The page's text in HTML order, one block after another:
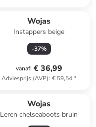
Wojas
Instappers beige
-37%
vanaf: € 36,99
Adviesprijs (AVP): € 59,54*
Wojas
Leren chelseaboots bruin